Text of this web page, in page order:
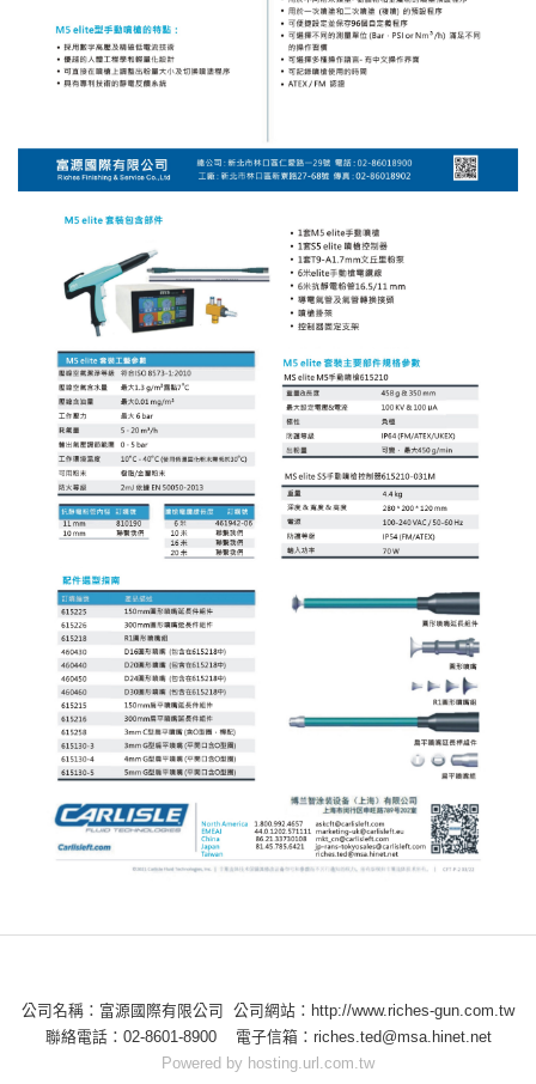
公司名稱：富源國際有限公司 公司網站：http://www.riches-gun.com.tw
聯絡電話：02-8601-8900 電子信箱：riches.ted@msa.hinet.net
Powered by hosting.url.com.tw